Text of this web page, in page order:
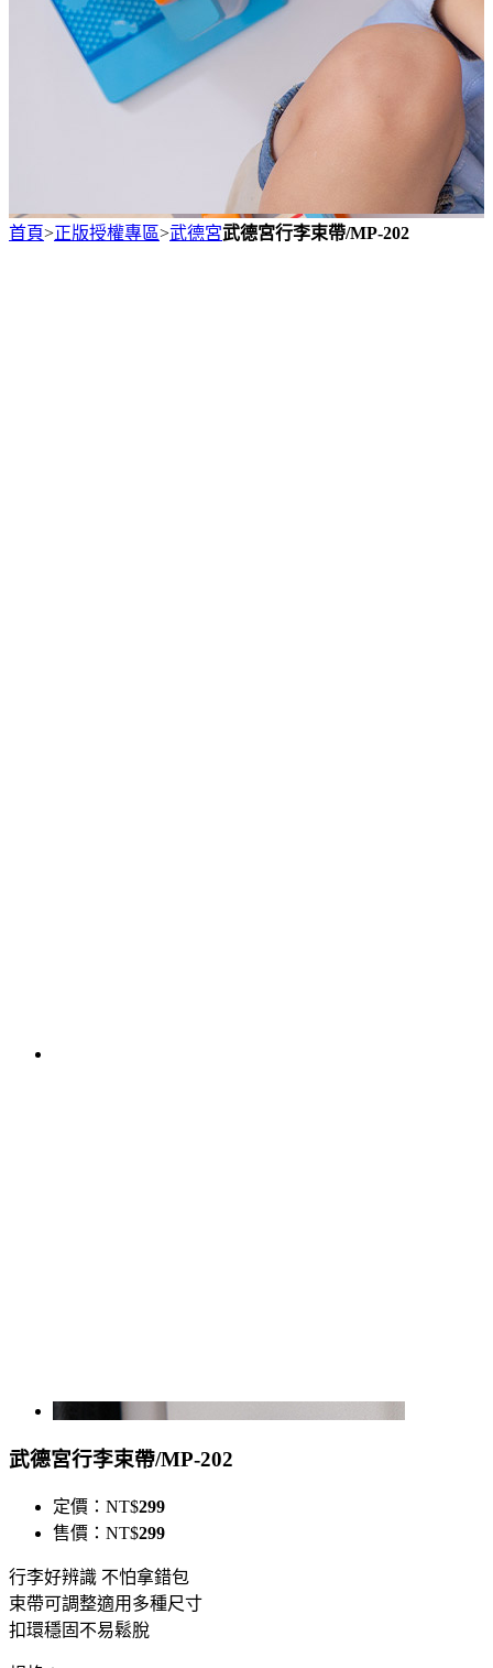
首頁>正版授權專區>武德宮武德宮行李束帶/MP-202
武德宮行李束帶/MP-202
定價： NT$299
售價： NT$299
行李好辨識 不怕拿錯包
束帶可調整適用多種尺寸
扣環穩固不易鬆脫